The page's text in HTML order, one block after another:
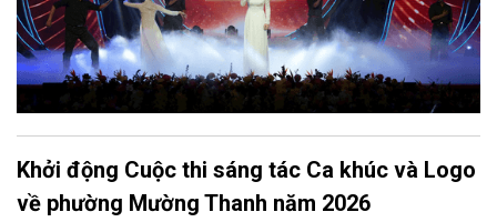
Khởi động Cuộc thi sáng tác Ca khúc và Logo
về phường Mường Thanh năm 2026